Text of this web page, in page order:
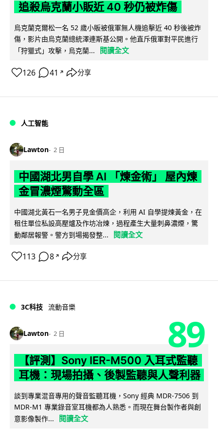
追殺烏克蘭小販近 40 秒仍被炸傷
烏克蘭克爾松一名 52 歲小販被俄軍無人機追擊近 40 秒後被炸
傷，影片由烏克蘭總統澤連斯基公開。他直斥俄軍對平民進行
「狩獵式」攻擊，烏克蘭...
閱讀全文
126 41 ↗ 分享
人工智能
Lawton 2 日
中國湖北男自學 AI 「煉金術」 屋內煉
金冒濃煙驚動全區
中國湖北黃石一名男子見金價高企，利用 AI 自學提煉黃金，在
租住單位私設高壓爐及作坊冶煉，過程產生大量刺鼻濃煙，驚
動鄰居報警。警方到場揭發整...
閱讀全文
113 8 ↗ 分享
3C科技 流動音樂
Lawton 2 日 89
【評測】Sony IER-M500 入耳式監聽
耳機：現場拍攝、後製監聽與人聲利器
談到專業混音專用的聲音監聽耳機，Sony 經典 MDR-7506 到
MDR-M1 專業錄音室耳機都為人熟悉。而現在舞台製作者與創
意影像製作...
閱讀全文